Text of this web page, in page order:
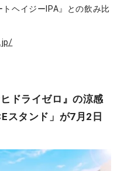
ヘイジーIPA』との飲み比
ドライゼロ』の涼感
スタンド」が7月2日